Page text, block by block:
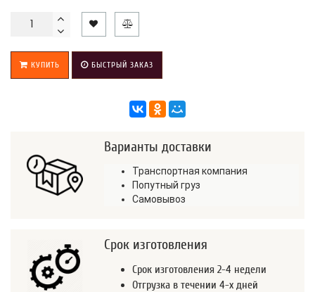
КУПИТЬ БЫСТРЫЙ ЗАКАЗ
Варианты доставки
Транспортная компания
Попутный груз
Самовывоз
Срок изготовления
Срок изготовления 2-4 недели
Отгрузка в течении 4-х дней